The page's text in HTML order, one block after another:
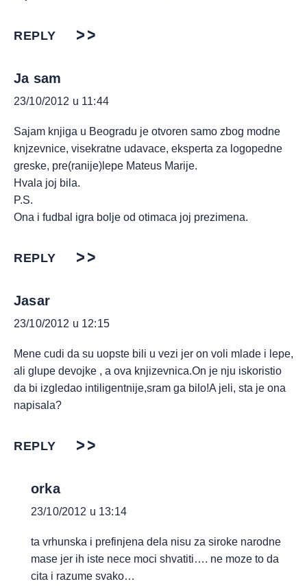
REPLY
Ja sam
23/10/2012 u 11:44
Sajam knjiga u Beogradu je otvoren samo zbog modne
knjzevnice, visekratne udavace, eksperta za logopedne
greske, pre(ranije)lepe Mateus Marije.
Hvala joj bila.
P.S.
Ona i fudbal igra bolje od otimaca joj prezimena.
REPLY
Jasar
23/10/2012 u 12:15
Mene cudi da su uopste bili u vezi jer on voli mlade i lepe,
ali glupe devojke , a ova knjizevnica.On je nju iskoristio
da bi izgledao intiligentnije,sram ga bilo!A jeli, sta je ona
napisala?
REPLY
orka
23/10/2012 u 13:14
ta vrhunska i prefinjena dela nisu za siroke narodne
mase jer ih iste nece moci shvatiti…. ne moze to da
cita i razume svako…